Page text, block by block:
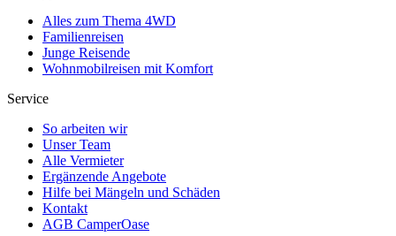
Alles zum Thema 4WD
Familienreisen
Junge Reisende
Wohnmobilreisen mit Komfort
Service
So arbeiten wir
Unser Team
Alle Vermieter
Ergänzende Angebote
Hilfe bei Mängeln und Schäden
Kontakt
AGB CamperOase